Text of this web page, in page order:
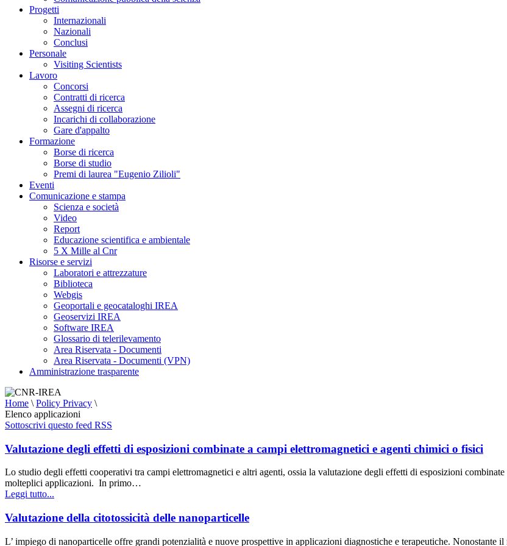
Progetti
Internazionali
Nazionali
Conclusi
Personale
Visiting Scientists
Lavoro
Concorsi
Contratti di ricerca
Assegni di ricerca
Incarichi di collaborazione
Gare d'appalto
Formazione
Borse di ricerca
Borse di studio
Premi di laurea "Eugenio Zilioli"
Eventi
Comunicazione e stampa
Scienza e società
Video
Report
Educazione scientifica e ambientale
5 X Mille al Cnr
Risorse e servizi
Laboratori e attrezzature
Biblioteca
Webgis
Geoportali e geocataloghi IREA
Geoservizi IREA
Software IREA
Glossario di telerilevamento
Area Riservata - Documenti
Area Riservata - Documenti (VPN)
Amministrazione trasparente
Home \ Policy Privacy \
Elenco applicazioni
Sottoscrivi questo feed RSS
Valutazione degli effetti di esposizioni combinate a campi elettromagnetici e agenti chimici o fisici
Lo studio degli effetti cooperativi tra campi elettromagnetici e altri agenti, ossia la valutazione degli effetti di esposizioni
molteplici applicazioni. In primo…
Leggi tutto...
Valutazione della citotossicità delle nanoparticelle
L’ impiego di nanoparticelle offre grandi potenzialità e nuove prospettive in applicazioni diagnostiche e terapeutiche. Nonostante